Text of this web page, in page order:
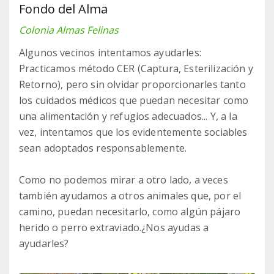
Fondo del Alma
Colonia Almas Felinas
Algunos vecinos intentamos ayudarles:
Practicamos método CER (Captura, Esterilización y
Retorno), pero sin olvidar proporcionarles tanto
los cuidados médicos que puedan necesitar como
una alimentación y refugios adecuados... Y, a la
vez, intentamos que los evidentemente sociables
sean adoptados responsablemente.
Como no podemos mirar a otro lado, a veces
también ayudamos a otros animales que, por el
camino, puedan necesitarlo, como algún pájaro
herido o perro extraviado.¿Nos ayudas a
ayudarles?